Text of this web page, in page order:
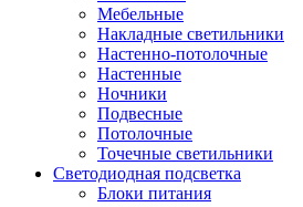
Мебельные
Накладные светильники
Настенно-потолочные
Настенные
Ночники
Подвесные
Потолочные
Точечные светильники
Светодиодная подсветка
Блоки питания